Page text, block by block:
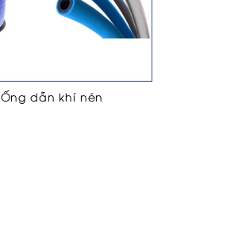
Ống dẫn khí nén